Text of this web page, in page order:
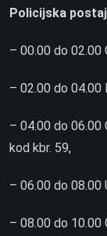
Policijska
– 00.00 do 02.00
– 02.00 do 04.00
– 04.00 do 06.00
kod kbr. 59,
– 06.00 do 08.00
– 08.00 do 10.00